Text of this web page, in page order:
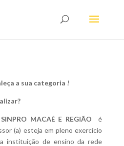
a sua categoria !
SINPRO MACAÉ E REGIÃO é
(a) esteja em pleno exercício
instituição de ensino da rede